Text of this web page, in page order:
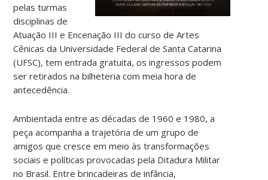
pelas turmas
disciplinas de
Atuação III e Encenação III do curso de Artes
Cênicas da Universidade Federal de Santa Catarina
(UFSC), tem entrada gratuita, os ingressos podem
ser retirados na bilheteria com meia hora de
antecedência.
Ambientada entre as décadas de 1960 e 1980, a
peça acompanha a trajetória de um grupo de
amigos que cresce em meio às transformações
sociais e políticas provocadas pela Ditadura Militar
no Brasil. Entre brincadeiras de infância,